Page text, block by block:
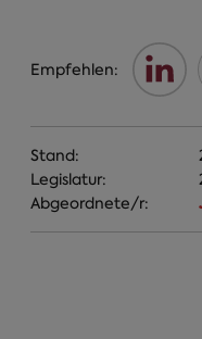
Empfehlen:
Stand:
Legislatur:
Abgeordnete/r: